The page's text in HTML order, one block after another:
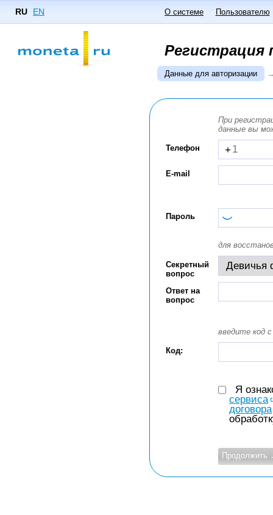
RU EN О системе Пользователю
Регистрация
Данные для авторизации
При
данные вы
Телефон +
E-mail
Пароль
для
Секретный
вопрос
Ответ на
вопрос
введите код
Код:
Я
сервиса
договора